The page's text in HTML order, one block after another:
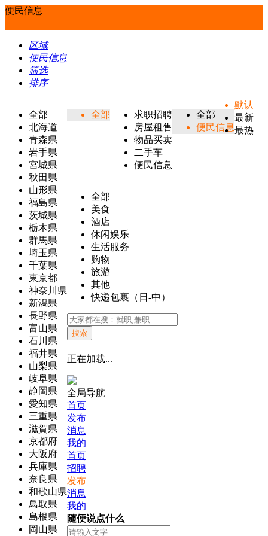
便民信息
区域
便民信息
筛选
排序
全部
北海道
青森県
岩手県
宮城県
秋田県
山形県
福島県
茨城県
栃木県
群馬県
埼玉県
千葉県
東京都
神奈川県
新潟県
長野県
富山県
石川県
福井県
山梨県
岐阜県
静岡県
愛知県
三重県
滋賀県
京都府
大阪府
兵庫県
奈良県
和歌山県
鳥取県
島根県
岡山県
全部
求职招聘
房屋租售
物品买卖
二手车
便民信息
全部
便民信息
全部
美食
酒店
休闲娱乐
生活服务
购物
旅游
其他
快递包裹（日-中）
默认
最新
最热
搜索
正在加载...
全局导航
首页
发布
消息
我的
首页
招聘
发布
消息
我的
随便说点什么